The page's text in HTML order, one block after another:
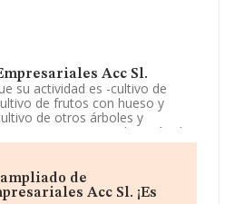
Acc Sl.
su actividad es -cultivo de
de frutos con hueso y
de otros árboles y
secos (0125). -explotación de
(cne 0143). -promoción
La empresa está registrada
Su actividad CNAE es
de
Acc Sl. ¡Es